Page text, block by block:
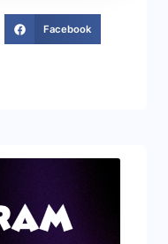
Facebook